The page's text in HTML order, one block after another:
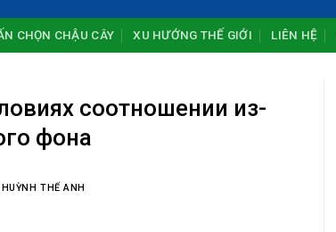
CHỌN CHẬU CÂY XU HƯỚNG THẾ GIỚI LIÊN HỆ
соотношении из-
фона
HUỲNH THẾ ANH